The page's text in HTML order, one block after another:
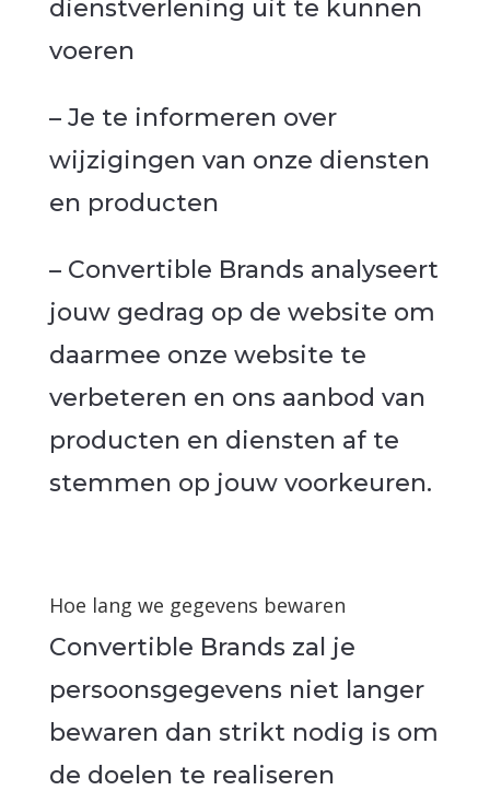
dienstverlening uit te kunnen
voeren
– Je te informeren over
wijzigingen van onze diensten
en producten
– Convertible Brands analyseert
jouw gedrag op de website om
daarmee onze website te
verbeteren en ons aanbod van
producten en diensten af te
stemmen op jouw voorkeuren.
Hoe lang we gegevens bewaren
Convertible Brands zal je
persoonsgegevens niet langer
bewaren dan strikt nodig is om
de doelen te realiseren